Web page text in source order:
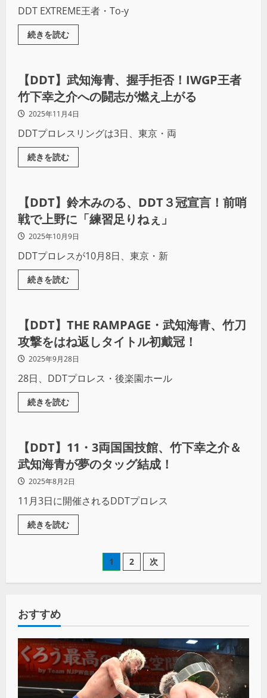
DDT EXTREME王者・To-y
続きを読む
プロレス
【DDT】武知海青、握手拒否！IWGP王者
竹下幸之介への闘志が燃え上がる
2025年11月4日
DDTプロレスリングは3日、東京・両
続きを読む
プロレス
【DDT】鈴木みのる、DDT３冠宣言！前哨
戦で上野に「練習足りねぇ」
2025年10月9日
DDTプロレスが10月8日、東京・新
続きを読む
プロレス
【DDT】THE RAMPAGE・武知海青、竹刀
攻撃をはね返しタイトル初戴冠！
2025年9月28日
28日、DDTプロレス・後楽園ホール
続きを読む
プロレス
【DDT】11・3両国国技館、竹下幸之介＆
武知海青が夢のタッグ結成！
2025年8月2日
11月3日に開催されるDDTプロレス
続きを読む
1 2 次
おすすめ